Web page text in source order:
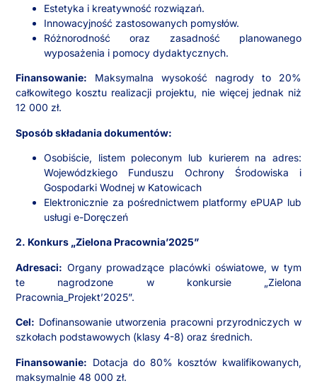
Estetyka i kreatywność rozwiązań.
Innowacyjność zastosowanych pomysłów.
Różnorodność oraz zasadność planowanego
wyposażenia i pomocy dydaktycznych.
Finansowanie: Maksymalna wysokość nagrody to 20%
całkowitego kosztu realizacji projektu, nie więcej jednak niż
12 000 zł.
Sposób składania dokumentów:
Osobiście, listem poleconym lub kurierem na adres:
Wojewódzkiego Funduszu Ochrony Środowiska i
Gospodarki Wodnej w Katowicach
Elektronicznie za pośrednictwem platformy ePUAP lub
usługi e-Doręczeń
2. Konkurs „Zielona Pracownia’2025”
Adresaci: Organy prowadzące placówki oświatowe, w tym
te nagrodzone w konkursie „Zielona
Pracownia_Projekt’2025”.
Cel: Dofinansowanie utworzenia pracowni przyrodniczych w
szkołach podstawowych (klasy 4-8) oraz średnich.
Finansowanie: Dotacja do 80% kosztów kwalifikowanych,
maksymalnie 48 000 zł.